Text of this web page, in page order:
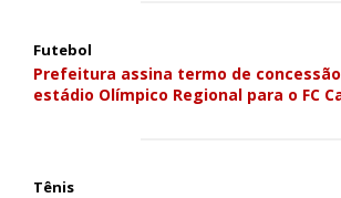
Futebol
Prefeitura assina termo de
estádio Olímpico Regional para o FC
Tênis